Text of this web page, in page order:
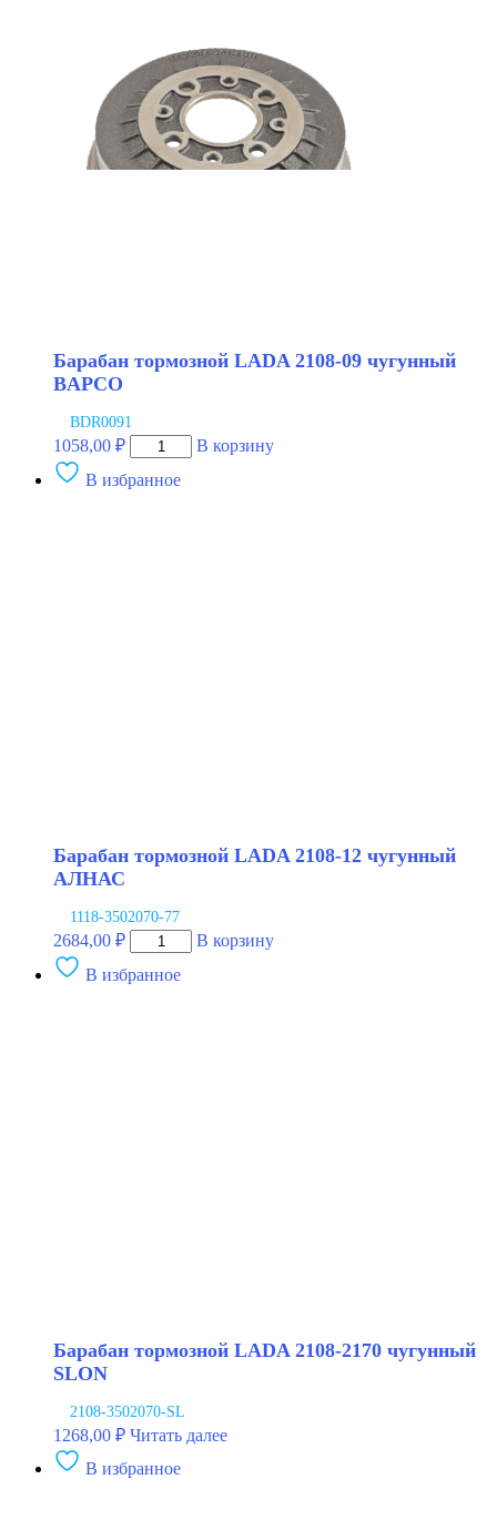
09
Ростов
Барабан тормозной LADA 2108-09 чугунный
BAPCO
BDR0091
1058,00 ₽
Количество
товара
Барабан
В корзину
В избранное
Барабан тормозной LADA 2108-12 чугунный
АЛНАС
1118-3502070-77
2684,00 ₽
Количество
товара
Барабан
В корзину
В избранное
Барабан тормозной LADA 2108-2170 чугунный
SLON
2108-3502070-SL
1268,00 ₽ Читать далее
В избранное